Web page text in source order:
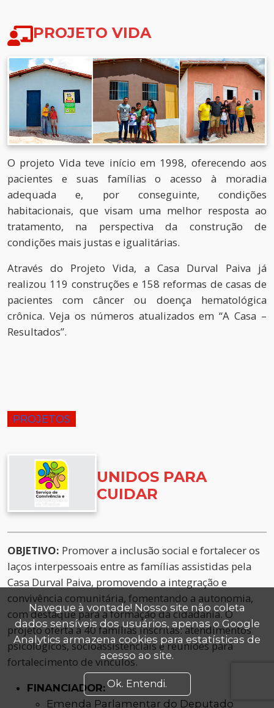
PROJETO VIDA
O projeto Vida teve início em 1998, oferecendo aos
pacientes e suas famílias o acesso à moradia
adequada e, por conseguinte, condições
habitacionais, que visam uma melhor resposta ao
tratamento, na perspectiva da construção de
condições mais justas e igualitárias.
Através do Projeto Vida, a Casa Durval Paiva já
realizou 119 construções e 158 reformas de casas de
pacientes com câncer ou doença hematológica
crônica. Veja os números atualizados em “A Casa –
Resultados”.
PROJETOS
UNIDOS PARA
CUIDAR
OBJETIVO: Promover a inclusão social e fortalecer os
laços interpessoais entre as famílias assistidas pela
Casa Durval Paiva, promovendo a integração e
convivência comunitária, fomentando a autonomia,
com destaque para a formação da cidadania. O
projeto oferta a 40 famílias inscritas: atendimentos
psicológicos, socioassistenciais e reuniões para
fortalecimento de vínculos.
FINANCIADOR:
Emenda Parlamentar do Deputado
Navegue à vontade! Nosso site não coleta
dados sensíveis dos usuários, apenas o Google
Analytics armazena cookies para estatísticas de
acesso ao site.
Ok. Entendi.